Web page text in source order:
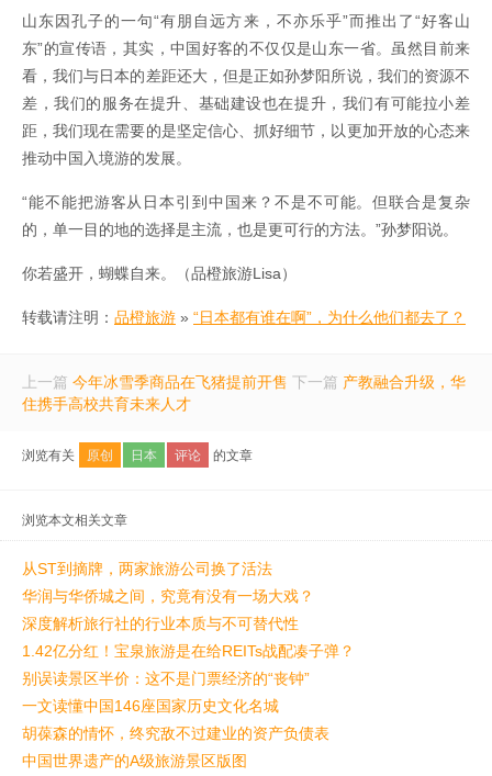
山东因孔子的一句“有朋自远方来，不亦乐乎”而推出了“好客山
东”的宣传语，其实，中国好客的不仅仅是山东一省。虽然目前来
看，我们与日本的差距还大，但是正如孙梦阳所说，我们的资源不
差，我们的服务在提升、基础建设也在提升，我们有可能拉小差
距，我们现在需要的是坚定信心、抓好细节，以更加开放的心态来
推动中国入境游的发展。
“能不能把游客从日本引到中国来？不是不可能。但联合是复杂
的，单一目的地的选择是主流，也是更可行的方法。”孙梦阳说。
你若盛开，蝴蝶自来。（品橙旅游Lisa）
转载请注明： 品橙旅游 » “日本都有谁在啊”，为什么他们都去了？
上一篇 今年冰雪季商品在飞猪提前开售 下一篇 产教融合升级，华
住携手高校共育未来人才
浏览有关 原创 日本 评论 的文章
浏览本文相关文章
从ST到摘牌，两家旅游公司换了活法
华润与华侨城之间，究竟有没有一场大戏？
深度解析旅行社的行业本质与不可替代性
1.42亿分红！宝泉旅游是在给REITs战配凑子弹？
别误读景区半价：这不是门票经济的“丧钟”
一文读懂中国146座国家历史文化名城
胡葆森的情怀，终究敌不过建业的资产负债表
中国世界遗产的A级旅游景区版图